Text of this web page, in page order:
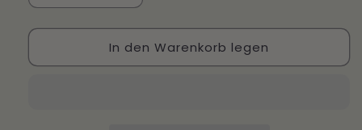
die
Menge
addi
die
Menge
für
addi
In den Warenkorb legen